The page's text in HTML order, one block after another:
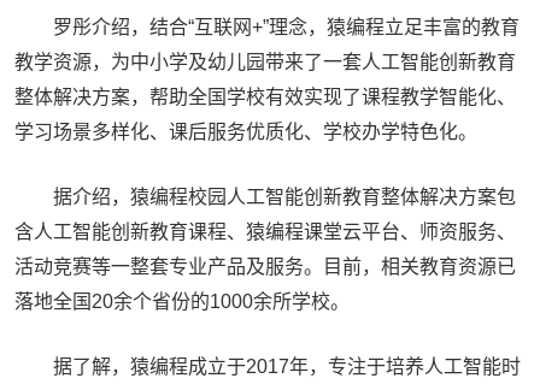
罗彤介绍，结合“互联网+”理念，猿编程立足丰富的教育
教学资源，为中小学及幼儿园带来了一套人工智能创新教育
整体解决方案，帮助全国学校有效实现了课程教学智能化、
学习场景多样化、课后服务优质化、学校办学特色化。
据介绍，猿编程校园人工智能创新教育整体解决方案包
含人工智能创新教育课程、猿编程课堂云平台、师资服务、
活动竞赛等一整套专业产品及服务。目前，相关教育资源已
落地全国20余个省份的1000余所学校。
据了解，猿编程成立于2017年，专注于培养人工智能时